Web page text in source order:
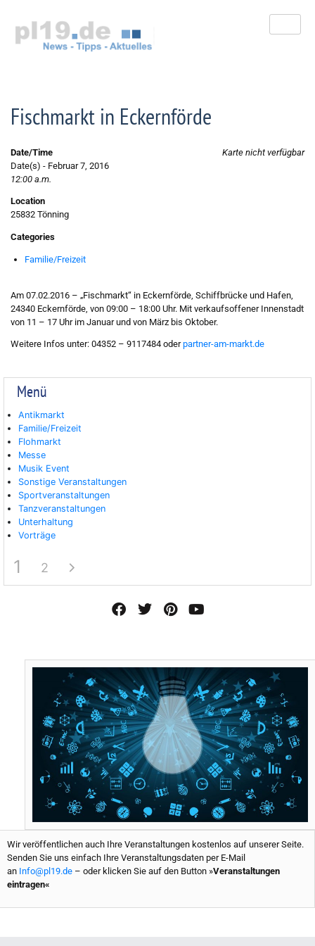
springen
Fischmarkt in Eckernförde
Karte nicht verfügbar
Date/Time
Date(s) - Februar 7, 2016
12:00 a.m.
Location
25832 Tönning
Categories
Familie/Freizeit
Am 07.02.2016 – „Fischmarkt“ in Eckernförde, Schiffbrücke und Hafen,
24340 Eckernförde, von 09:00 – 18:00 Uhr. Mit verkaufsoffener Innenstadt
von 11 – 17 Uhr im Januar und von März bis Oktober.
Weitere Infos unter: 04352 – 9117484 oderpartner-am-markt.de
Menü
Antikmarkt
Familie/Freizeit
Flohmarkt
Messe
Musik Event
Sonstige Veranstaltungen
Sportveranstaltungen
Tanzveranstaltungen
Unterhaltung
Vorträge
1 2
a
c
o
o
k
w
i
e
i
n
r
e
s
o
u
b
e
Wir veröffentlichen auch Ihre Veranstaltungen kostenlos auf unserer Seite.
Senden Sie uns einfach Ihre Veranstaltungsdaten per E-Mail
an Info@pl19.de – oder klicken Sie auf den Button »Veranstaltungen
eintragen«